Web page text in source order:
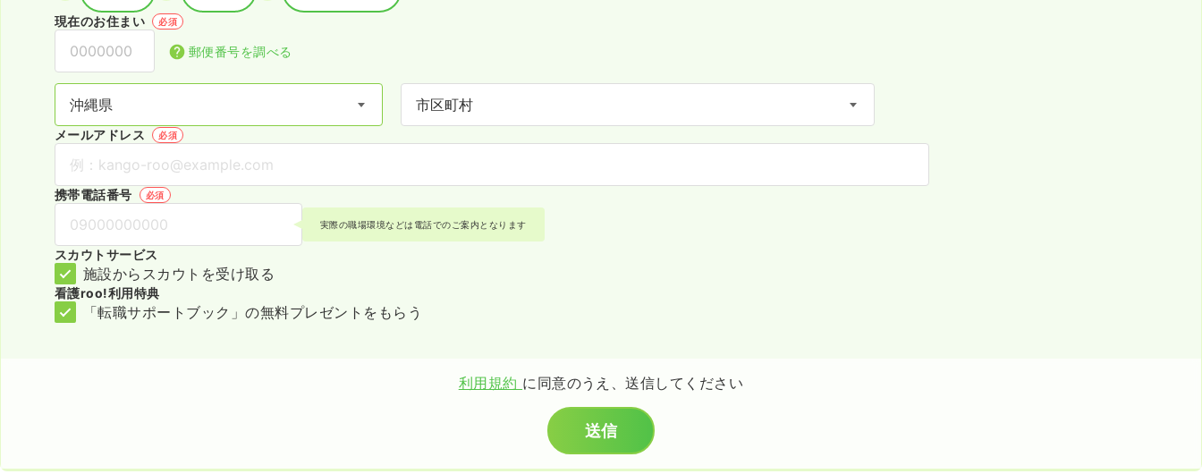
現在のお住まい 必須
郵便番号を調べる
メールアドレス 必須
携帯電話番号 必須
実際の職場環境などは電話でのご案内となります
スカウトサービス
施設からスカウトを受け取る
看護roo!利用特典
「転職サポートブック」の無料プレゼントをもらう
利用規約 に同意のうえ、送信してください
送信